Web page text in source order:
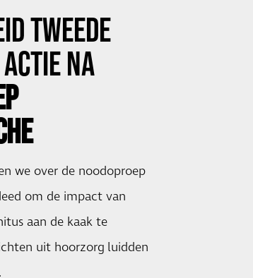
TWEEDE
NA
we over de noodoproep
om de impact van
aan de kaak te
uit hoorzorg luidden